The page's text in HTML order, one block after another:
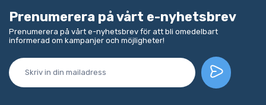
Prenumerera på vårt e-nyhetsbrev
Prenumerera på vårt e-nyhetsbrev för att bli omedelbart
informerad om kampanjer och möjligheter!